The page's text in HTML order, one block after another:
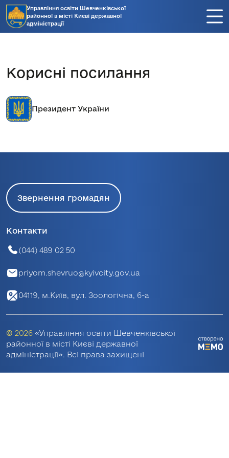
Управління освіти Шевченківської
районної в місті Києві державної
адміністрації
Корисні посилання
Президент України
Звернення громадян
Контакти
(044) 489 02 50
priyom.shevruo@kyivcity.gov.ua
04119, м.Київ, вул. Зоологічна, 6-а
© 2026 «Управління освіти Шевченківської
районної в місті Києві державної
адміністрації». Всі права захищені